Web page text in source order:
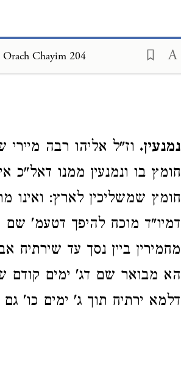
Orach Chayim 204
נמנעין. וז"ל אליהו רבה
חומץ בו ונמנעין ממנו דאל"כ
חומץ שמשליכין לארץ: ואינו
דמיו"ד מוכח להיפך דטעמ' שם
מחמירין ביין נסך עד שירתיח
הא מבואר שם דג' ימים קודם
דלמא ירתיח תוך ג' ימים כו'